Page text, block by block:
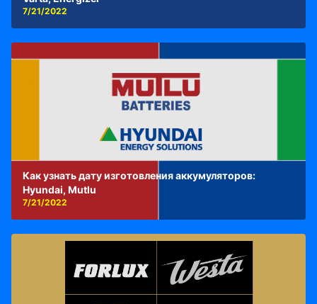
7/21/2022
Как узнать дату изготовления аккумуляторов:
Hyundai, Mutlu
7/21/2022